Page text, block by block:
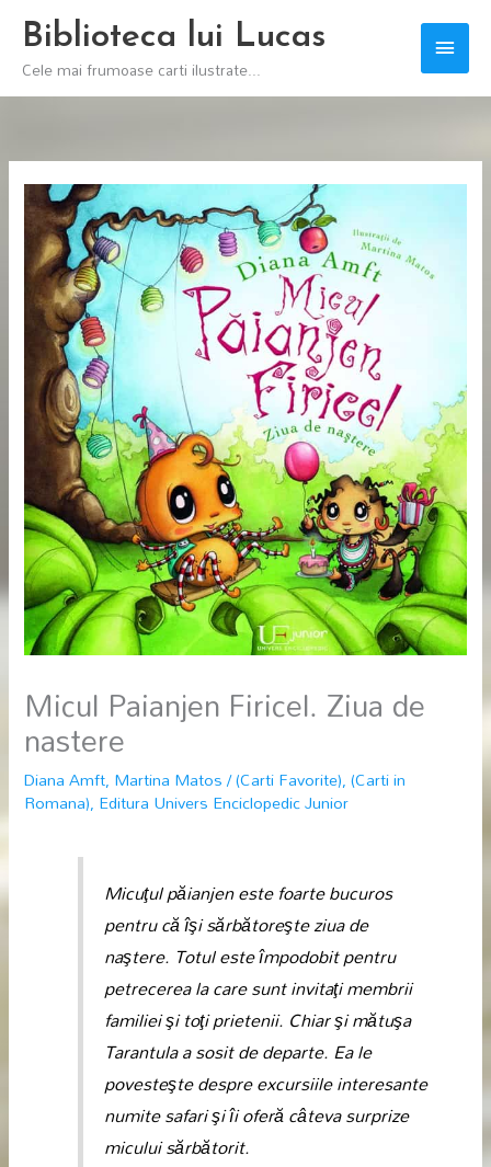
Skip
content
Biblioteca lui Lucas
Cele mai frumoase carti ilustrate...
Main
Micul Paianjen Firicel. Ziua de
nastere
Diana Amft, Martina Matos/(Carti Favorite),(Carti in
Romana), Editura Univers Enciclopedic Junior
Micuţul păianjen este foarte bucuros
pentru că îşi sărbătoreşte ziua de
naştere. Totul este împodobit pentru
petrecerea la care sunt invitaţi membrii
familiei şi toţi prietenii. Chiar şi mătuşa
Tarantula a sosit de departe. Ea le
povesteşte despre excursiile interesante
numite safari şi îi oferă câteva surprize
micului sărbătorit.